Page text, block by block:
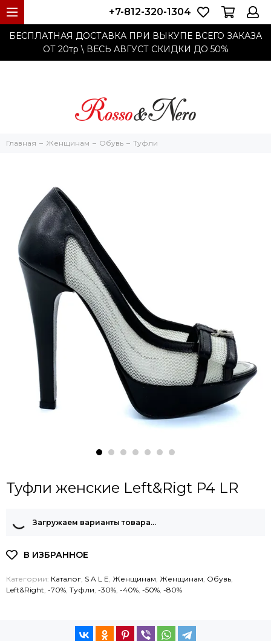
БЕСПЛАТНАЯ ДОСТАВКА ПРИ ВЫКУПЕ ВСЕГО ЗАКАЗА
ОТ 20тр \ ВЕСЬ АВГУСТ СКИДКИ ДО 50%
+7-812-320-1304
Главная Женщинам Обувь Туфли
Туфли женские Left&Rigt P4 LR
Загружаем варианты товара…
Категории: Каталог, S A L E, Женщинам, Женщинам, Обувь,
Left&Right, -70%, Туфли, -30%, -40%, -50%, -80%